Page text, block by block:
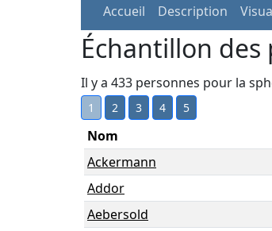
Accueil Description
Échantillon des
Il y a 433 personnes pour la
1 2 3 4 5
Nom
Ackermann
Addor
Aebersold